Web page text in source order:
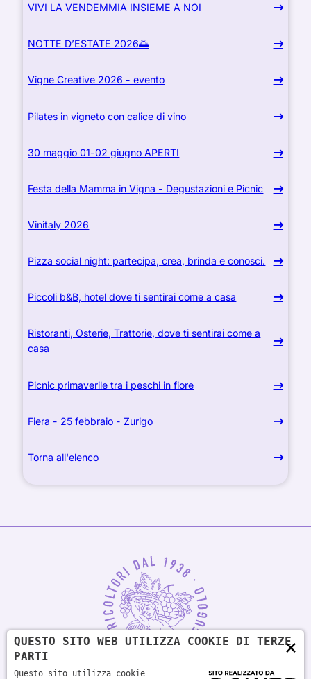
VIVI LA VENDEMMIA INSIEME A NOI
NOTTE D’ESTATE 2026🌅
Vigne Creative 2026 - evento
Pilates in vigneto con calice di vino
30 maggio 01-02 giugno APERTI
Festa della Mamma in Vigna - Degustazioni e Picnic
Vinitaly 2026
Pizza social night: partecipa, crea, brinda e conosci.
Piccoli b&B, hotel dove ti sentirai come a casa
Ristoranti, Osterie, Trattorie, dove ti sentirai come a
casa
Picnic primaverile tra i peschi in fiore
Fiera - 25 febbraio - Zurigo
Torna all'elenco
×
QUESTO SITO WEB UTILIZZA COOKIE DI TERZE
PARTI
Questo sito utilizza cookie